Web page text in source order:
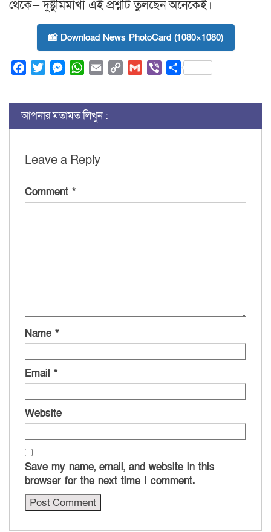
থেকে— দুষ্টুমিমাখা এই প্রশ্নটি তুলছেন অনেকেই।
📸 Download News PhotoCard (1080×1080)
FacebookTwitterMessenger
WhatsApp
Email Copy
Gmail ViberShare
আপনার মতামত লিখুন :
Leave a Reply
Comment *
Name *
Email *
Website
Save my name, email, and website in this
browser for the next time I comment.